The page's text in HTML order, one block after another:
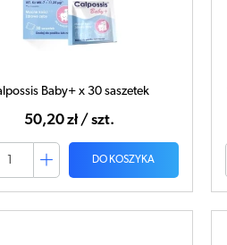
Baby+ x 30 saszetek
50,20 zł / szt.
DO KOSZYKA